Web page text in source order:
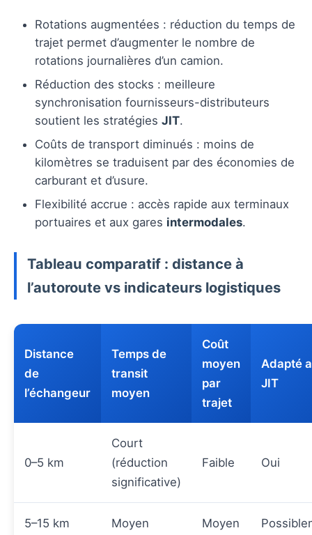
Rotations augmentées : réduction du temps de
trajet permet d’augmenter le nombre de
rotations journalières d’un camion.
Réduction des stocks : meilleure
synchronisation fournisseurs-distributeurs
soutient les stratégies JIT.
Coûts de transport diminués : moins de
kilomètres se traduisent par des économies de
carburant et d’usure.
Flexibilité accrue : accès rapide aux terminaux
portuaires et aux gares intermodales.
Tableau comparatif : distance à
l’autoroute vs indicateurs logistiques
Distance
de
l’échangeur
Temps de
transit
moyen
Coût
moyen
par
trajet
Adapté
JIT
0–5 km
Court
(réduction
significative)
Faible Oui
5–15 km Moyen Moyen